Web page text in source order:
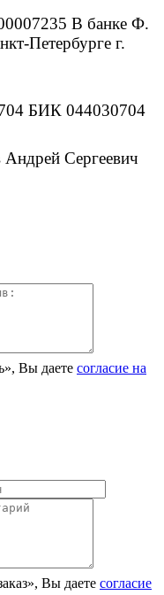
В банке Ф.
Петербурге г.
БИК 044030704
Андрей Сергеевич
Вы даете согласие на
Вы даете согласие